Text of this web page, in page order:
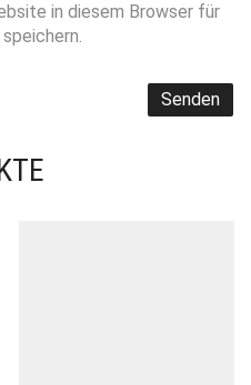
in diesem Browser für